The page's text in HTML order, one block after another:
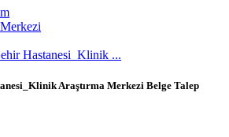
Hastanesi_Klinik ...
Araştırma Merkezi Belge Talep